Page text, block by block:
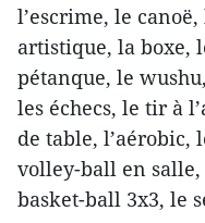
l’escrime, le
artistique, la boxe,
pétanque, le
les échecs, le tir à
de table, l’aérobic,
volley-ball en
basket-ball 3x3, le